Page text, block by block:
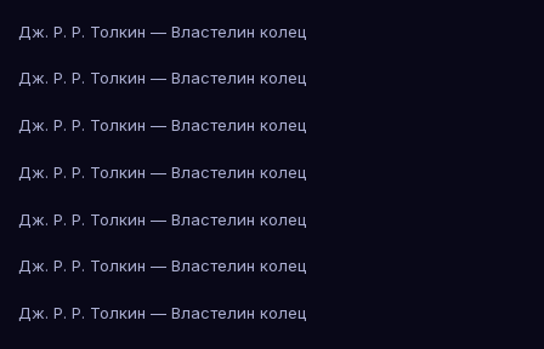
Дж. Р. Р. Толкин — Властелин колец
Дж. Р. Р. Толкин — Властелин колец
Дж. Р. Р. Толкин — Властелин колец
Дж. Р. Р. Толкин — Властелин колец
Дж. Р. Р. Толкин — Властелин колец
Дж. Р. Р. Толкин — Властелин колец
Дж. Р. Р. Толкин — Властелин колец